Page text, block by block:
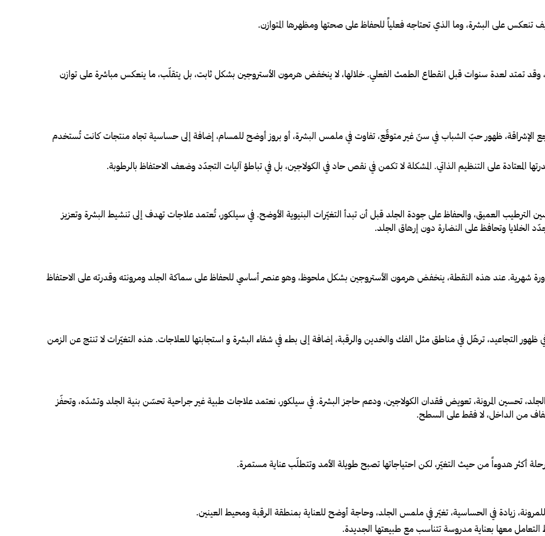
تنعكس على البشرة، وما الذي تحتاجه فعلياً للحفاظ على صحتها ومظهرها المتوازن.
وقد تمتد لعدة سنوات قبل انقطاع الطمث الفعلي. خلالها، لا ينخفض هرمون الأستروجين بشكل ثابت، بل يتقلّب، ما ينعكس مباشرة على توازن
الإشراقة، ظهور حبّ الشباب في سنّ غير متوقّع، تفاوت في ملمس البشرة، أو بروز أوضح للمسام، إضافة إلى حساسية تجاه منتجات كانت تُستخدم
المعتادة على التنظيم الذاتي. المشكلة لا تكمن في نقص حاد في الكولاجين، بل في تباطؤ آليات التجدّد وضعف الاحتفاظ بالرطوبة.
الترطيب العميق، والحفاظ على جودة الجلد قبل أن تبدأ التغيّرات البنيوية الأوضح. في سيلكور، تُعتمد علاجات تهدف إلى تنشيط البشرة وتعزيز
الخلايا وتحافظ على النضارة دون إرهاق الجلد.
بعد مرور 12 شهراً متتالياً دون دورة شهرية. عند هذه النقطة، ينخفض هرمون الأستروجين بشكل ملحوظ، وهو عنصر أساسي للحفاظ على سماكة الجلد ومرونته وقدرته على الاحتفاظ
التجاعيد، ترهّل في مناطق مثل الفك والخدين والرقبة، إضافة إلى بطء في شفاء البشرة و استجابتها للعلاجات. هذه التغيّرات لا تنتج عن الزمن
الجلد، تحسين المرونة، تعويض فقدان الكولاجين، ودعم حاجز البشرة. في سيلكور، نعتمد علاجات طبية غير جراحية تحسّن بنية الجلد وتشدّه، وتحفّز
من الداخل، لا فقط على السطح.
أكثر هدوءاً من حيث التغيّر، لكن احتياجاتها تصبح طويلة الأمد وتتطلّب عناية مستمرة.
زيادة في الحساسية، تغيّر في ملمس الجلد، وحاجة أوضح للعناية بمنطقة الرقبة ومحيط العينين.
التعامل معها بعناية مدروسة تتناسب مع طبيعتها الجديدة.